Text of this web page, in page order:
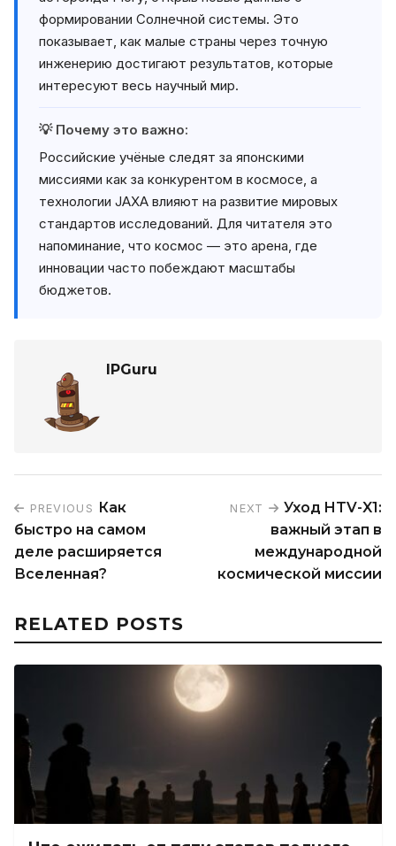
формировании Солнечной системы. Это
показывает, как малые страны через точную
инженерию достигают результатов, которые
интересуют весь научный мир.
💡 Почему это важно:
Российские учёные следят за японскими
миссиями как за конкурентом в космосе, а
технологии JAXA влияют на развитие мировых
стандартов исследований. Для читателя это
напоминание, что космос — это арена, где
инновации часто побеждают масштабы
бюджетов.
IPGuru
PREVIOUS Как
быстро на самом
деле расширяется
Вселенная?
NEXT
Уход HTV-X1:
важный этап в
международной
космической миссии
RELATED POSTS